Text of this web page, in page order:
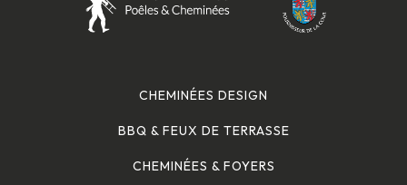
CHEMINÉES DESIGN
BBQ & FEUX DE TERRASSE
CHEMINÉES & FOYERS